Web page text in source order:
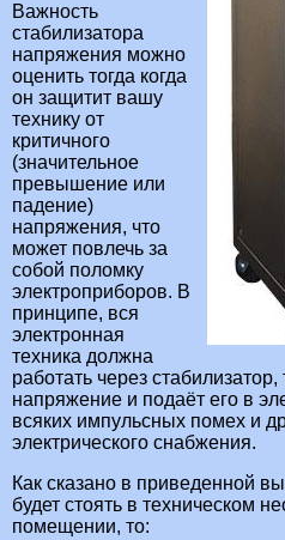
Важность
стабилизатора
напряжения можно
оценить тогда когда
он защитит вашу
технику от
критичного
(значительное
превышение или
падение)
напряжения, что
может повлечь за
собой поломку
электроприборов. В
принципе, вся
электронная
техника должна
работать через
напряжение и подаёт его в
всяких импульсных помех и
электрического снабжения.
Как сказано в приведенной
будет стоять в техническом
помещении, то: